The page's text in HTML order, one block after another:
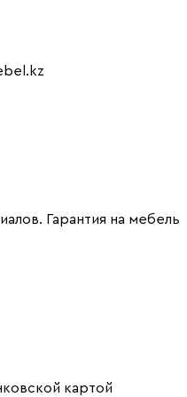
Гарантия на мебель
картой